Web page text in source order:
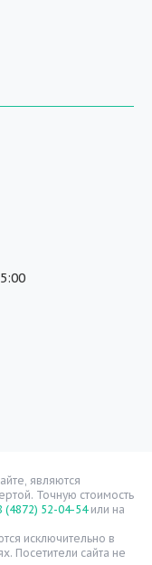
являются
Точную стоимость
(4872) 52-04-54или на
исключительно в
Посетители сайта не